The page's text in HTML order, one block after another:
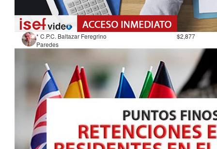
* C.P.C. Baltazar Feregrino
Paredes
$2,877